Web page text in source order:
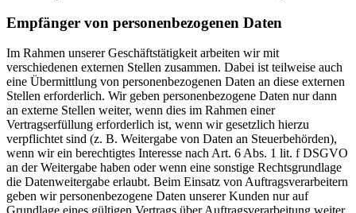
Empfänger von personenbezogenen Daten
Im Rahmen unserer Geschäftstätigkeit arbeiten wir mit
verschiedenen externen Stellen zusammen. Dabei ist teilweise auch
eine Übermittlung von personenbezogenen Daten an diese externen
Stellen erforderlich. Wir geben personenbezogene Daten nur dann
an externe Stellen weiter, wenn dies im Rahmen einer
Vertragserfüllung erforderlich ist, wenn wir gesetzlich hierzu
verpflichtet sind (z. B. Weitergabe von Daten an Steuerbehörden),
wenn wir ein berechtigtes Interesse nach Art. 6 Abs. 1 lit. f DSGVO
an der Weitergabe haben oder wenn eine sonstige Rechtsgrundlage
die Datenweitergabe erlaubt. Beim Einsatz von Auftragsverarbeitern
geben wir personenbezogene Daten unserer Kunden nur auf